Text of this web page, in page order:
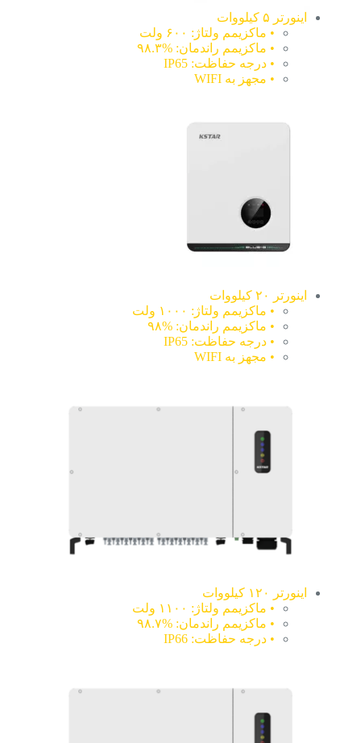
اینورتر ۵ کیلووات
• ماکزیمم ولتاژ: ۶۰۰ ولت
• ماکزیمم راندمان: %۹۸.۳
• درجه حفاظت: IP65
• مجهز به WIFI
اینورتر ۲۰ کیلووات
• ماکزیمم ولتاژ: ۱۰۰۰ ولت
• ماکزیمم راندمان: %۹۸
• درجه حفاظت: IP65
• مجهز به WIFI
اینورتر ۱۲۰ کیلووات
• ماکزیمم ولتاژ: ۱۱۰۰ ولت
• ماکزیمم راندمان: %۹۸.۷
• درجه حفاظت: IP66